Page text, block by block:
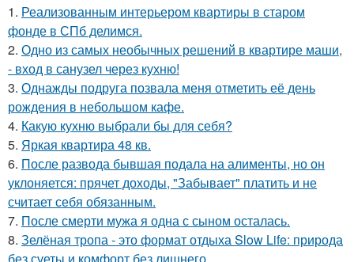
1. Реализованным интерьером квартиры в старом
фонде в СПб делимся.
2. Одно из самых необычных решений в квартире маши,
- вход в санузел через кухню!
3. Однажды подруга позвала меня отметить её день
рождения в небольшом кафе.
4. Какую кухню выбрали бы для себя?
5. Яркая квартира 48 кв.
6. После развода бывшая подала на алименты, но он
уклоняется: прячет доходы, "Забывает" платить и не
считает себя обязанным.
7. После смерти мужа я одна с сыном осталась.
8. Зелёная тропа - это формат отдыха Slow Life: природа